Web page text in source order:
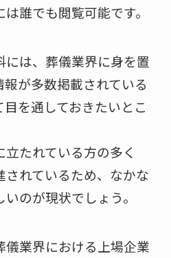
誰でも閲覧可能です。
には、葬儀業界に身を置
が多数掲載されている
を通しておきたいとこ
たれている方の多く
れているため、なかな
のが現状でしょう。
儀業界における上場企業